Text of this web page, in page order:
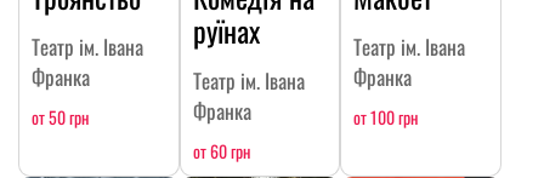
Театр ім. Івана
Франка
от 50 грн
руїнах
Театр ім. Івана
Франка
от 60 грн
Театр ім. Івана
Франка
от 100 грн